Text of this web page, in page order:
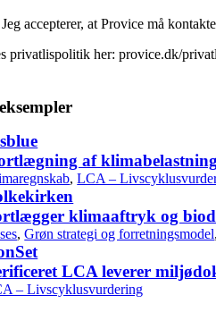
Jeg accepterer, at Provice må
privatlispolitik her: provice.dk/
af
,LCA –
klimaaftryk og
,Grøn strategi og forretningsmodel
LCA leverer
– Livscyklusvurdering